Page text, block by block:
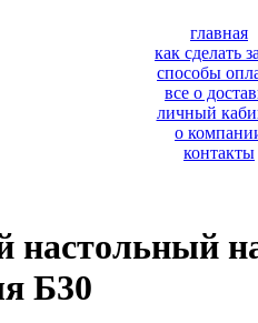
главная
как сделать
способы
все о
личный
о
контакты
Б30